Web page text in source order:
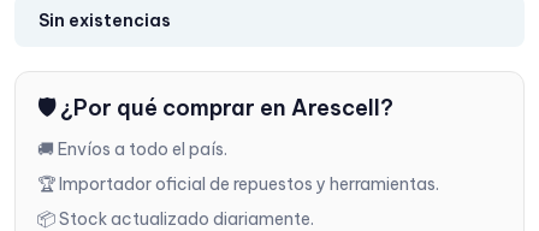
Sin existencias
🛡️ ¿Por qué comprar en Arescell?
🚚 Envíos a todo el país.
🏆 Importador oficial de repuestos y herramientas.
📦 Stock actualizado diariamente.